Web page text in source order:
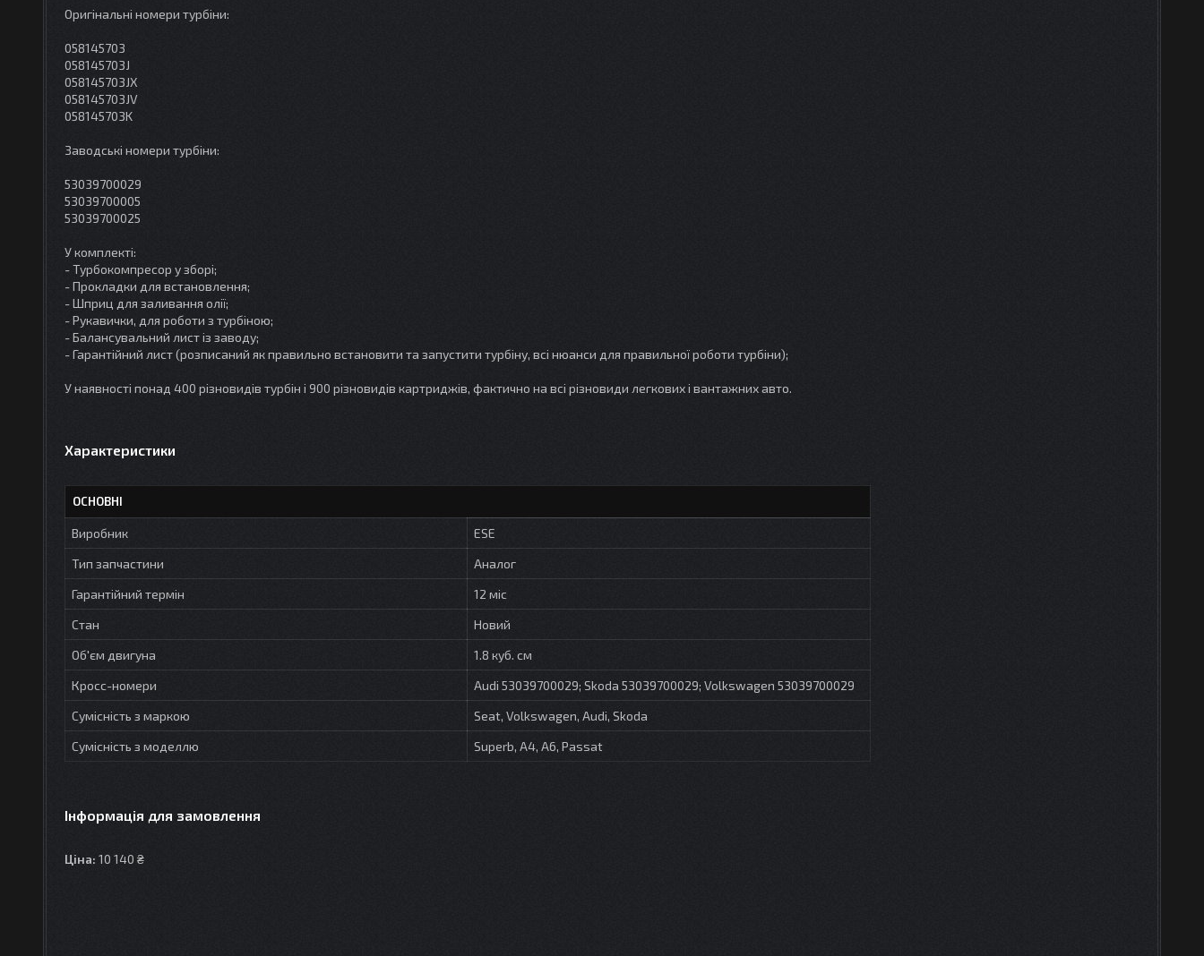
Оригінальні номери турбіни:
058145703
058145703J
058145703JX
058145703JV
058145703K
Заводські номери турбіни:
53039700029
53039700005
53039700025
У комплекті:
- Турбокомпресор у зборі;
- Прокладки для встановлення;
- Шприц для заливання олії;
- Рукавички, для роботи з турбіною;
- Балансувальний лист із заводу;
- Гарантійний лист (розписаний як правильно встановити та запустити турбіну, всі нюанси для правильної роботи турбіни);
У наявності понад 400 різновидів турбін і 900 різновидів картриджів, фактично на всі різновиди легкових і вантажних авто.
Характеристики
ОСНОВНІ
Виробник
ESE
Тип запчастини
Аналог
Гарантійний термін
12 міс
Стан
Новий
Об'єм двигуна
1.8 куб. см
Кросс-номери
Audi 53039700029; Skoda 53039700029; Volkswagen 53039700029
Сумісність з маркою
Seat, Volkswagen, Audi, Skoda
Сумісність з моделлю
Superb, A4, A6, Passat
Інформація для замовлення
Ціна: 10 140 ₴